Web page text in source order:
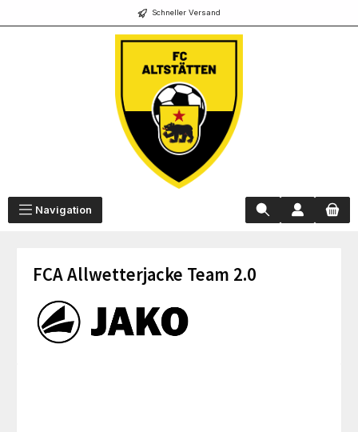
Schneller Versand
Navigation
FCA Allwetterjacke Team 2.0